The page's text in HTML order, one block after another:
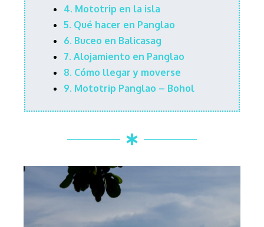
4. Mototrip en la isla
5. Qué hacer en Panglao
6. Buceo en Balicasag
7. Alojamiento en Panglao
8. Cómo llegar y moverse
9. Mototrip Panglao – Bohol